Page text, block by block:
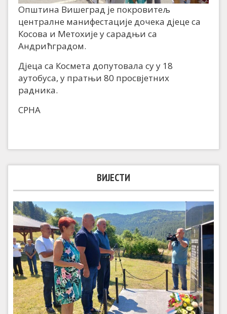
Општина Вишеград је покровитељ
централне манифестације дочека дјеце са
Косова и Метохије у сарадњи са
Андрићградом.
Дјеца са Космета допутовала су у 18
аутобуса, у пратњи 80 просвјетних
радника.
СРНА
ВИЈЕСТИ